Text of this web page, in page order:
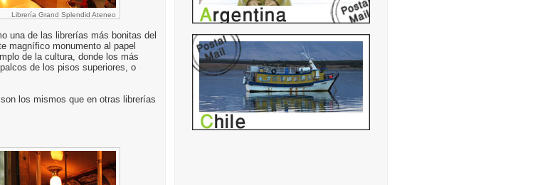
Librería Grand Splendid Ateneo
una de las librerías más bonitas del
magnífico monumento al papel
de la cultura, donde los más
de los pisos superiores, o
los mismos que en otras librerías